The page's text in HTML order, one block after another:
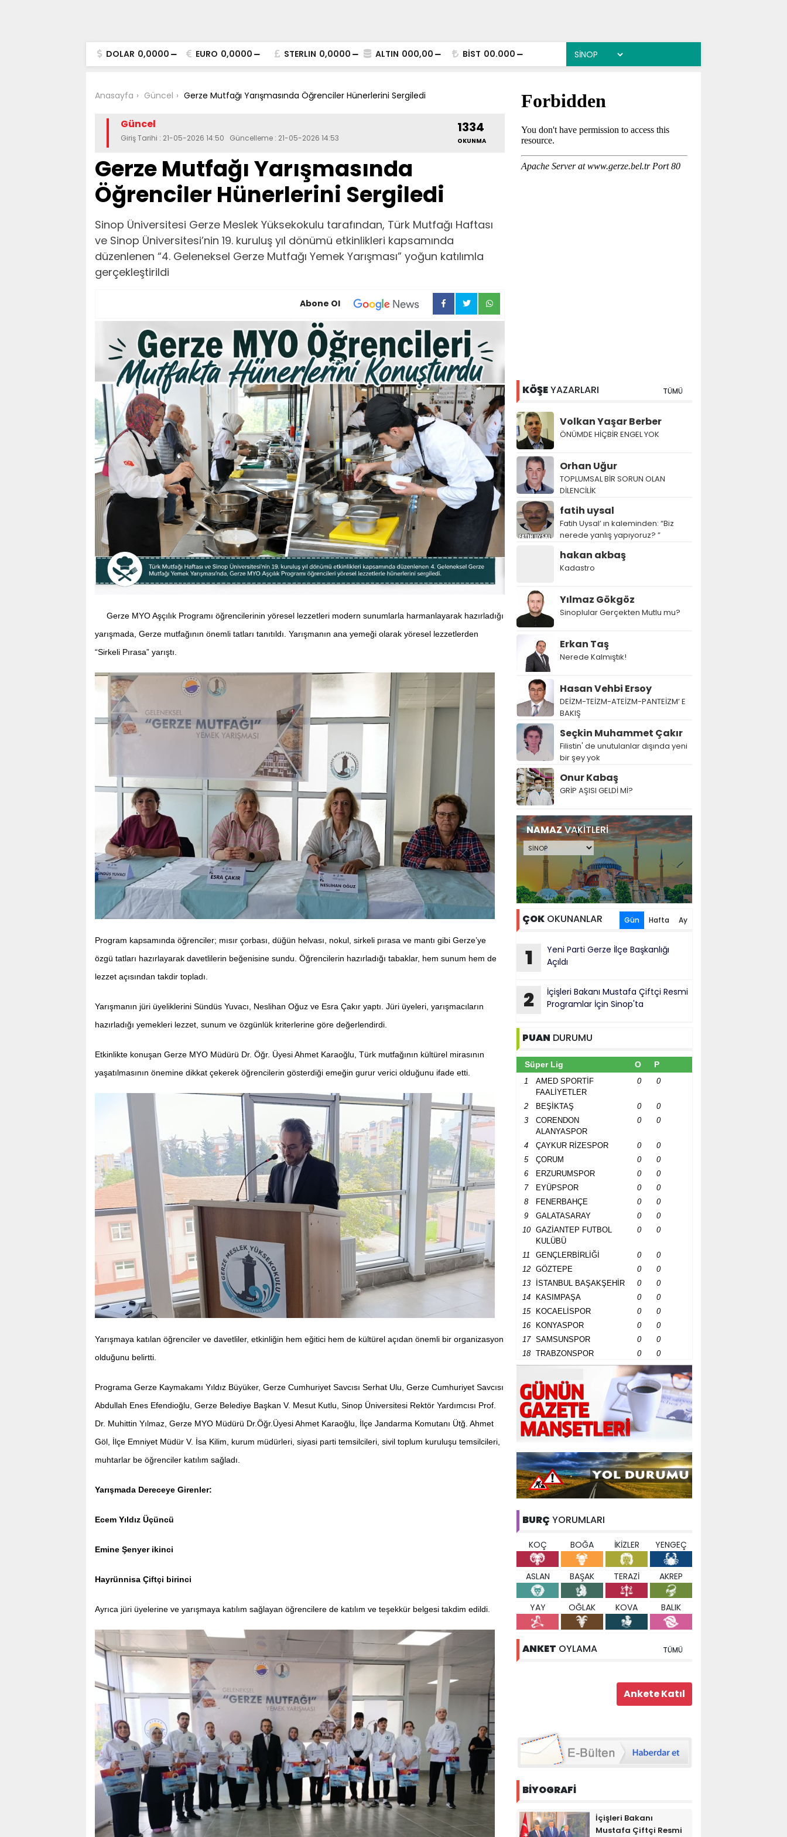
DOLAR 0,0000 EURO 0,0000 STERLIN 0,0000 ALTIN 000,00 BİST 00.000
Anasayfa Güncel Gerze Mutfağı Yarışmasında Öğrenciler Hünerlerini Sergiledi
Güncel
Giriş Tarihi : 21-05-2026 14:50 Güncelleme : 21-05-2026 14:53
1334
OKUNMA
Gerze Mutfağı Yarışmasında
Öğrenciler Hünerlerini Sergiledi
Sinop Üniversitesi Gerze Meslek Yüksekokulu tarafından, Türk Mutfağı Haftası
ve Sinop Üniversitesi’nin 19. kuruluş yıl dönümü etkinlikleri kapsamında
düzenlenen “4. Geleneksel Gerze Mutfağı Yemek Yarışması” yoğun katılımla
gerçekleştirildi
Abone Ol
Gerze MYO Aşçılık Programı öğrencilerinin yöresel lezzetleri modern sunumlarla harmanlayarak hazırladığı
yarışmada, Gerze mutfağının önemli tatları tanıtıldı. Yarışmanın ana yemeği olarak yöresel lezzetlerden
“Sirkeli Pırasa” yarıştı.
Program kapsamında öğrenciler; mısır çorbası, düğün helvası, nokul, sirkeli pırasa ve mantı gibi Gerze’ye
özgü tatları hazırlayarak davetlilerin beğenisine sundu. Öğrencilerin hazırladığı tabaklar, hem sunum hem de
lezzet açısından takdir topladı.
Yarışmanın jüri üyeliklerini Sündüs Yuvacı, Neslihan Oğuz ve Esra Çakır yaptı. Jüri üyeleri, yarışmacıların
hazırladığı yemekleri lezzet, sunum ve özgünlük kriterlerine göre değerlendirdi.
Etkinlikte konuşan Gerze MYO Müdürü Dr. Öğr. Üyesi Ahmet Karaoğlu, Türk mutfağının kültürel mirasının
yaşatılmasının önemine dikkat çekerek öğrencilerin gösterdiği emeğin gurur verici olduğunu ifade etti.
Yarışmaya katılan öğrenciler ve davetliler, etkinliğin hem eğitici hem de kültürel açıdan önemli bir organizasyon
olduğunu belirtti.
Programa Gerze Kaymakamı Yıldız Büyüker, Gerze Cumhuriyet Savcısı Serhat Ulu, Gerze Cumhuriyet Savcısı
Abdullah Enes Efendioğlu, Gerze Belediye Başkan V. Mesut Kutlu, Sinop Üniversitesi Rektör Yardımcısı Prof.
Dr. Muhittin Yılmaz, Gerze MYO Müdürü Dr.Öğr.Üyesi Ahmet Karaoğlu, İlçe Jandarma Komutanı Ütğ. Ahmet
Göl, İlçe Emniyet Müdür V. İsa Kilim, kurum müdürleri, siyasi parti temsilcileri, sivil toplum kuruluşu temsilcileri,
muhtarlar be öğrenciler katılım sağladı.
Yarışmada Dereceye Girenler:
Ecem Yıldız Üçüncü
Emine Şenyer ikinci
Hayrünnisa Çiftçi birinci
Ayrıca jüri üyelerine ve yarışmaya katılım sağlayan öğrencilere de katılım ve teşekkür belgesi takdim edildi.
KÖŞEYAZARLARI TÜMÜ
Volkan Yaşar Berber
ÖNÜMDE HİÇBİR ENGEL YOK
Orhan Uğur
TOPLUMSAL BİR SORUN OLAN
DİLENCİLİK
fatih uysal
Fatih Uysal’ ın kaleminden: “Biz
nerede yanlış yapıyoruz? ”
hakan akbaş
Kadastro
Yılmaz Gökgöz
Sinoplular Gerçekten Mutlu mu?
Erkan Taş
Nerede Kalmıştık!
Hasan Vehbi Ersoy
DEİZM-TEİZM-ATEİZM-PANTEİZM’ E
BAKIŞ
Seçkin Muhammet Çakır
Filistin' de unutulanlar dışında yeni
bir şey yok
Onur Kabaş
GRİP AŞISI GELDİ Mİ?
NAMAZVAKİTLERİ
ÇOK OKUNANLAR Gün Hafta Ay
1
Yeni Parti Gerze İlçe Başkanlığı
Açıldı
2
İçişleri Bakanı Mustafa Çiftçi Resmi
Programlar İçin Sinop'ta
PUAN DURUMU
Süper Lig O P
1
AMED SPORTİF
FAALİYETLER
0 0
2 BEŞİKTAŞ 0
0
3
CORENDON
ALANYASPOR
0 0
4 ÇAYKUR RİZESPOR 0
0
5
ÇORUM 0
0
6
ERZURUMSPOR 0
0
7
EYÜPSPOR 0
0
8
FENERBAHÇE 0
0
9
GALATASARAY 0
0
10
GAZİANTEP FUTBOL
KULÜBÜ
0 0
11 GENÇLERBİRLİĞİ 0
0
12
GÖZTEPE 0
0
13
İSTANBUL BAŞAKŞEHİR 0
0
14
KASIMPAŞA 0
0
15
KOCAELİSPOR 0
0
16
KONYASPOR 0
0
17
SAMSUNSPOR 0
0
18
TRABZONSPOR 0 0
BURÇ YORUMLARI
KOÇ BOĞA İKİZLER YENGEÇ
ASLAN BAŞAK TERAZİ AKREP
YAY OĞLAK KOVA BALIK
ANKET OYLAMA TÜMÜ
BİYOGRAFİ
İçişleri Bakanı
Mustafa Çiftçi Resmi